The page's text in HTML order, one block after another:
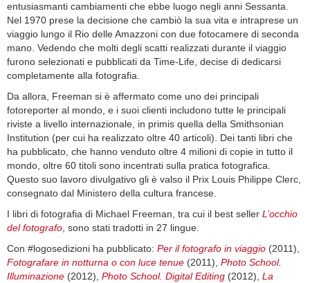
entusiasmanti cambiamenti che ebbe luogo negli anni Sessanta.
Nel 1970 prese la decisione che cambiò la sua vita e intraprese un
viaggio lungo il Rio delle Amazzoni con due fotocamere di seconda
mano. Vedendo che molti degli scatti realizzati durante il viaggio
furono selezionati e pubblicati da Time-Life, decise di dedicarsi
completamente alla fotografia.
Da allora, Freeman si è affermato come uno dei principali
fotoreporter al mondo, e i suoi clienti includono tutte le principali
riviste a livello internazionale, in primis quella della Smithsonian
Institution (per cui ha realizzato oltre 40 articoli). Dei tanti libri che
ha pubblicato, che hanno venduto oltre 4 milioni di copie in tutto il
mondo, oltre 60 titoli sono incentrati sulla pratica fotografica.
Questo suo lavoro divulgativo gli è valso il Prix Louis Philippe Clerc,
consegnato dal Ministero della cultura francese.
I libri di fotografia di Michael Freeman, tra cui il best seller L’occhio
del fotografo, sono stati tradotti in 27 lingue.
Con #logosedizioni ha pubblicato: Per il fotografo in viaggio (2011),
Fotografare in notturna o con luce tenue (2011), Photo School.
Illuminazione (2012), Photo School. Digital Editing (2012), La